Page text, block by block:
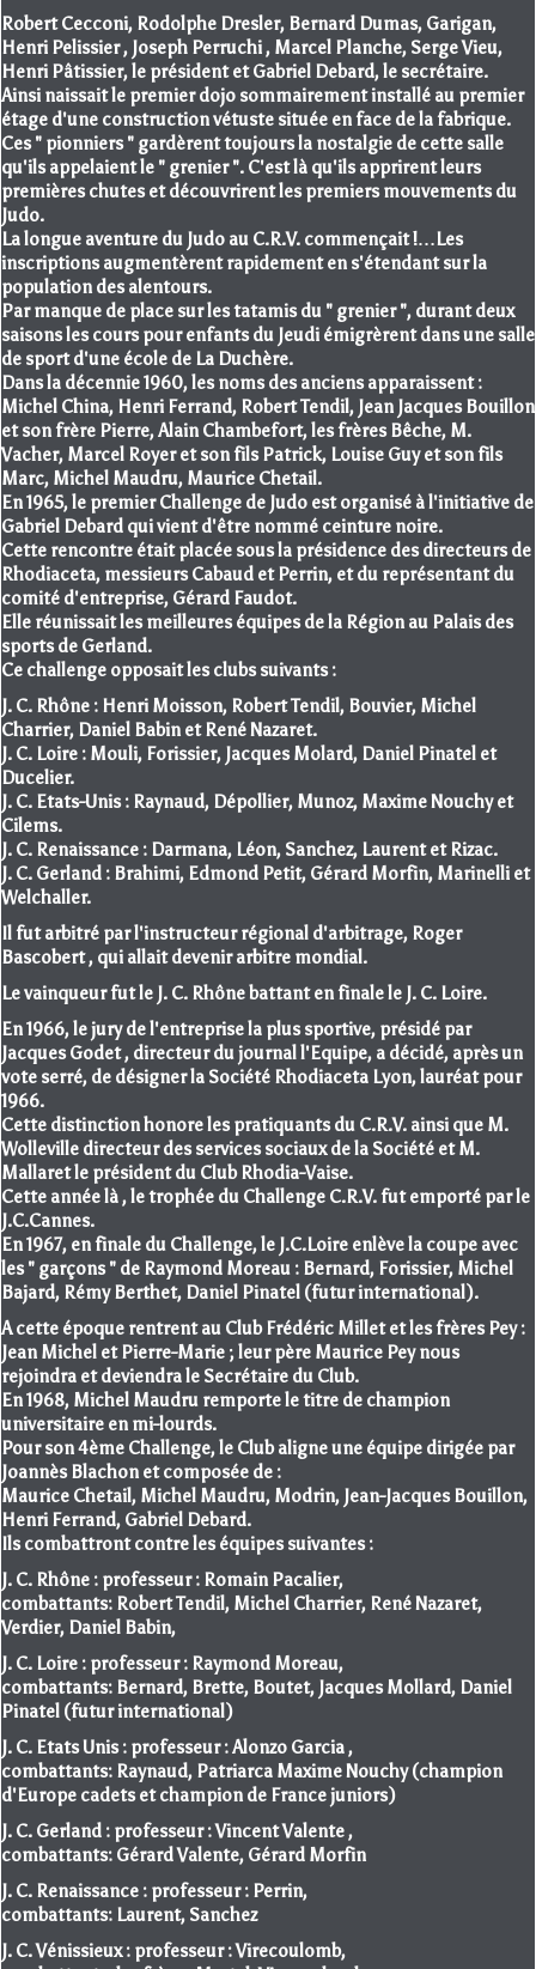
Robert Cecconi, Rodolphe Dresler, Bernard Dumas, Garigan,
Henri Pelissier , Joseph Perruchi , Marcel Planche, Serge Vieu,
Henri Pâtissier, le président et Gabriel Debard, le secrétaire.
Ainsi naissait le premier dojo sommairement installé au premier
étage d'une construction vétuste située en face de la fabrique.
Ces " pionniers " gardèrent toujours la nostalgie de cette salle
qu'ils appelaient le " grenier ". C'est là qu'ils apprirent leurs
premières chutes et découvrirent les premiers mouvements du
Judo.
La longue aventure du Judo au C.R.V. commençait !…Les
inscriptions augmentèrent rapidement en s'étendant sur la
population des alentours.
Par manque de place sur les tatamis du " grenier ", durant deux
saisons les cours pour enfants du Jeudi émigrèrent dans une salle
de sport d'une école de La Duchère.
Dans la décennie 1960, les noms des anciens apparaissent :
Michel China, Henri Ferrand, Robert Tendil, Jean Jacques Bouillon
et son frère Pierre, Alain Chambefort, les frères Bêche, M.
Vacher, Marcel Royer et son fils Patrick, Louise Guy et son fils
Marc, Michel Maudru, Maurice Chetail.
En 1965, le premier Challenge de Judo est organisé à l'initiative de
Gabriel Debard qui vient d'être nommé ceinture noire.
Cette rencontre était placée sous la présidence des directeurs de
Rhodiaceta, messieurs Cabaud et Perrin, et du représentant du
comité d'entreprise, Gérard Faudot.
Elle réunissait les meilleures équipes de la Région au Palais des
sports de Gerland.
Ce challenge opposait les clubs suivants :
J. C. Rhône : Henri Moisson, Robert Tendil, Bouvier, Michel
Charrier, Daniel Babin et René Nazaret.
J. C. Loire : Mouli, Forissier, Jacques Molard, Daniel Pinatel et
Ducelier.
J. C. Etats-Unis : Raynaud, Dépollier, Munoz, Maxime Nouchy et
Cilems.
J. C. Renaissance : Darmana, Léon, Sanchez, Laurent et Rizac.
J. C. Gerland : Brahimi, Edmond Petit, Gérard Morfin, Marinelli et
Welchaller.
Il fut arbitré par l'instructeur régional d'arbitrage, Roger
Bascobert , qui allait devenir arbitre mondial.
Le vainqueur fut le J. C. Rhône battant en finale le J. C. Loire.
En 1966, le jury de l'entreprise la plus sportive, présidé par
Jacques Godet , directeur du journal l'Equipe, a décidé, après un
vote serré, de désigner la Société Rhodiaceta Lyon, lauréat pour
1966.
Cette distinction honore les pratiquants du C.R.V. ainsi que M.
Wolleville directeur des services sociaux de la Société et M.
Mallaret le président du Club Rhodia-Vaise.
Cette année là , le trophée du Challenge C.R.V. fut emporté par le
J.C.Cannes.
En 1967, en finale du Challenge, le J.C.Loire enlève la coupe avec
les " garçons " de Raymond Moreau : Bernard, Forissier, Michel
Bajard, Rémy Berthet, Daniel Pinatel (futur international).
A cette époque rentrent au Club Frédéric Millet et les frères Pey :
Jean Michel et Pierre-Marie ; leur père Maurice Pey nous
rejoindra et deviendra le Secrétaire du Club.
En 1968, Michel Maudru remporte le titre de champion
universitaire en mi-lourds.
Pour son 4ème Challenge, le Club aligne une équipe dirigée par
Joannès Blachon et composée de :
Maurice Chetail, Michel Maudru, Modrin, Jean-Jacques Bouillon,
Henri Ferrand, Gabriel Debard.
Ils combattront contre les équipes suivantes :
J. C. Rhône : professeur : Romain Pacalier,
combattants: Robert Tendil, Michel Charrier, René Nazaret,
Verdier, Daniel Babin,
J. C. Loire : professeur : Raymond Moreau,
combattants: Bernard, Brette, Boutet, Jacques Mollard, Daniel
Pinatel (futur international)
J. C. Etats Unis : professeur : Alonzo Garcia ,
combattants: Raynaud, Patriarca Maxime Nouchy (champion
d'Europe cadets et champion de France juniors)
J. C. Gerland : professeur : Vincent Valente ,
combattants: Gérard Valente, Gérard Morfin
J. C. Renaissance : professeur : Perrin,
combattants: Laurent, Sanchez
J. C. Vénissieux : professeur : Virecoulomb,